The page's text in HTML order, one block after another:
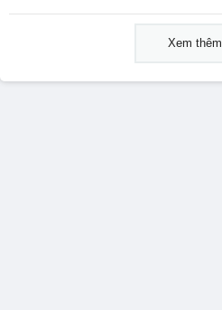
Xem thêm